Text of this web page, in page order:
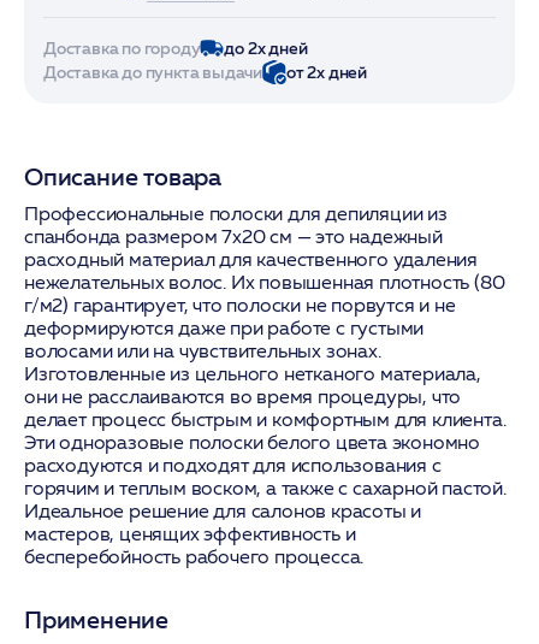
Доставка по городу
до 2х дней
Доставка до пункта выдачи
от 2х дней
Описание товара
Профессиональные полоски для депиляции из
спанбонда размером 7х20 см — это надежный
расходный материал для качественного удаления
нежелательных волос. Их повышенная плотность (80
г/м2) гарантирует, что полоски не порвутся и не
деформируются даже при работе с густыми
волосами или на чувствительных зонах.
Изготовленные из цельного нетканого материала,
они не расслаиваются во время процедуры, что
делает процесс быстрым и комфортным для клиента.
Эти одноразовые полоски белого цвета экономно
расходуются и подходят для использования с
горячим и теплым воском, а также с сахарной пастой.
Идеальное решение для салонов красоты и
мастеров, ценящих эффективность и
бесперебойность рабочего процесса.
Применение